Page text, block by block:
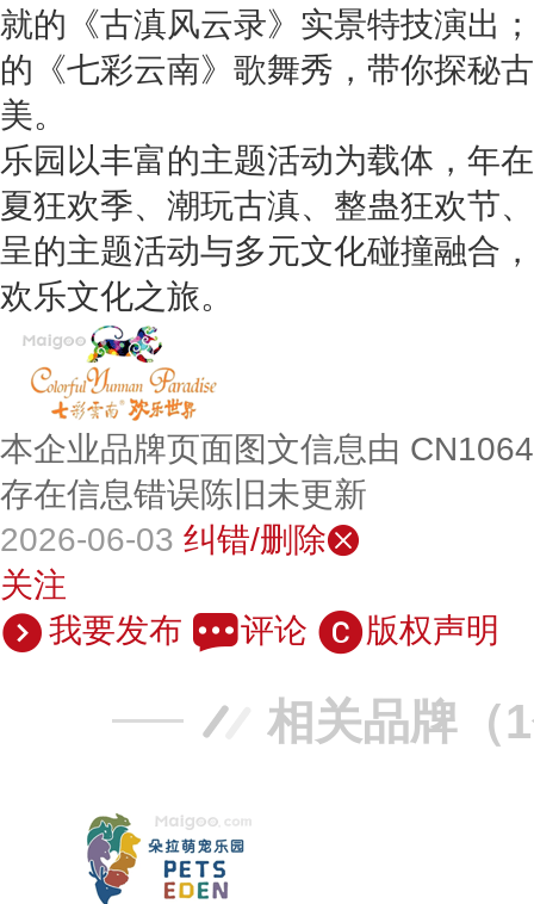
就的《古滇风云录》实景特技演出
的《七彩云南》歌舞秀，带你探秘
美。
乐园以丰富的主题活动为载体，年
夏狂欢季、潮玩古滇、整蛊狂欢节
呈的主题活动与多元文化碰撞融合
欢乐文化之旅。
本企业品牌页面图文信息由
存在信息错误陈旧未更新
2026-06-03 纠错/删除
关注
我要发布
评论 版权声明
相关品牌（